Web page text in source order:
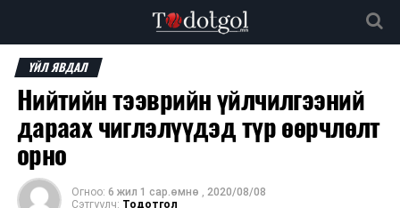
ҮЙЛ ЯВДАЛ
Нийтийн тээврийн үйлчилгээний
дараах чиглэлүүдэд түр өөрчлөлт
орно
Огноо: 6 жил 1 сар.өмнө , 2020/08/08
Сэтгүүлч: Тодотгол